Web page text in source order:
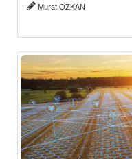
Murat ÖZKAN